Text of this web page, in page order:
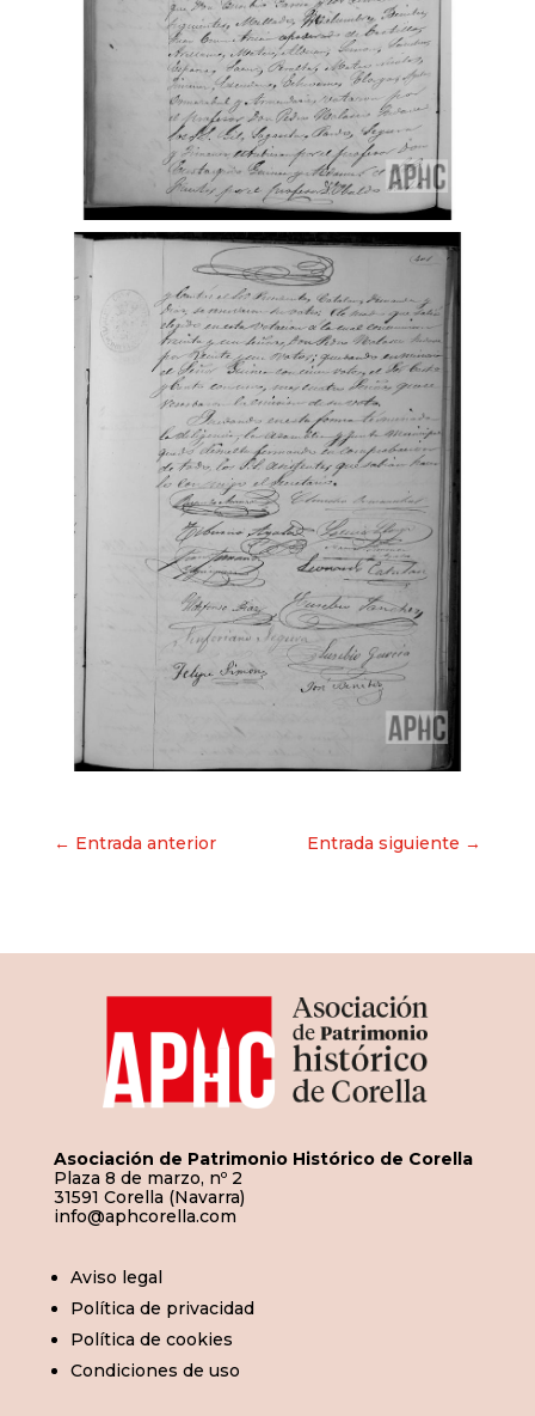
Navegación
← Entrada anterior Entrada siguiente →
Asociación de Patrimonio Histórico de Corella
Plaza 8 de marzo, nº 2
31591 Corella (Navarra)
info@aphcorella.com
Aviso legal
Política de privacidad
Política de cookies
Condiciones de uso